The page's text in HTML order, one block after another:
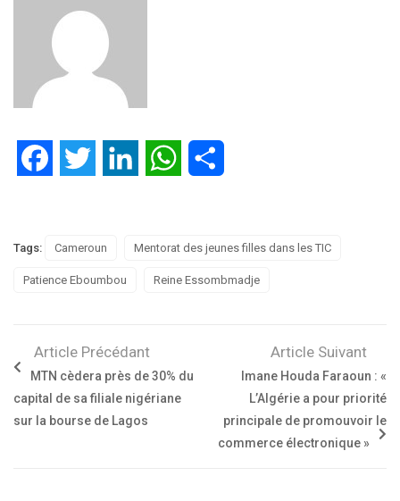
FacebookTwitter LinkedIn WhatsApp
Tags: Cameroun Mentorat des jeunes filles dans les TIC
Patience Eboumbou Reine Essombmadje
Article Précédant
MTN cèdera près de 30% du
capital de sa filiale nigériane
sur la bourse de Lagos
Article Suivant
Imane Houda Faraoun : «
L’Algérie a pour priorité
principale de promouvoir le
commerce électronique »